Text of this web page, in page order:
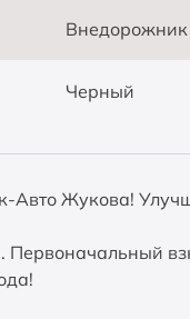
Внедорожник
Черный
Авто Жукова!
Первоначальный